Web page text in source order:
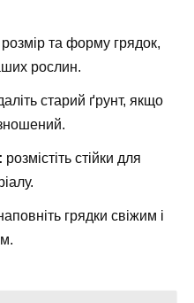
та форму грядок,
рослин.
старий ґрунт, якщо
розмістіть стійки для
грядки свіжим і